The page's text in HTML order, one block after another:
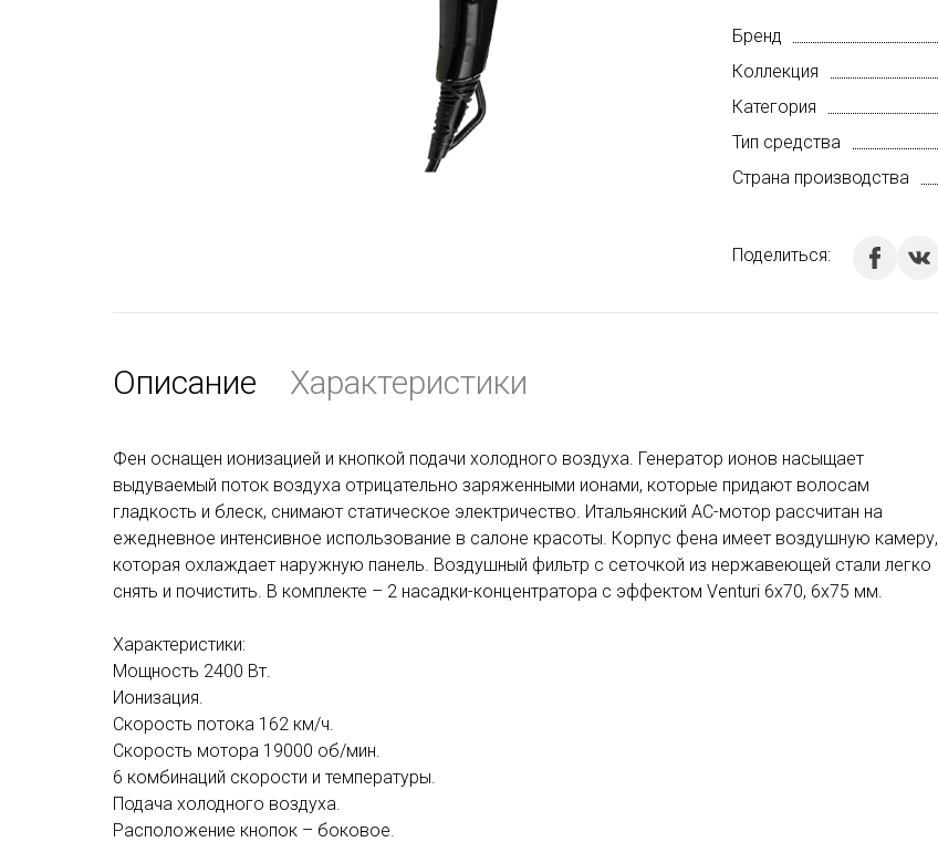
Бренд
Коллекция
Категория
Тип средства
Страна производства
Поделиться:
Описание Характеристики
Фен оснащен ионизацией и кнопкой подачи холодного воздуха. Генератор ионов насыщает
выдуваемый поток воздуха отрицательно заряженными ионами, которые придают волосам
гладкость и блеск, снимают статическое электричество. Итальянский АС-мотор рассчитан на
ежедневное интенсивное использование в салоне красоты. Корпус фена имеет воздушную камеру,
которая охлаждает наружную панель. Воздушный фильтр с сеточкой из нержавеющей стали легко
снять и почистить. В комплекте – 2 насадки-концентратора с эффектом Venturi 6х70, 6х75 мм.
Характеристики:
Мощность 2400 Вт.
Ионизация.
Скорость потока 162 км/ч.
Скорость мотора 19000 об/мин.
6 комбинаций скорости и температуры.
Подача холодного воздуха.
Расположение кнопок – боковое.